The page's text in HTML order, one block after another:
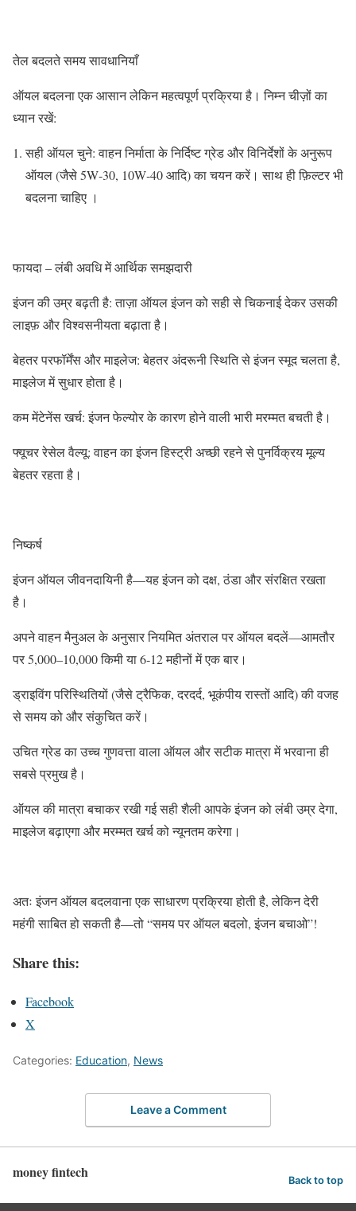
तेल बदलते समय सावधानियाँ
ऑयल बदलना एक आसान लेकिन महत्वपूर्ण प्रक्रिया है। निम्न चीज़ों का
ध्यान रखें:
सही ऑयल चुने: वाहन निर्माता के निर्दिष्ट ग्रेड और विनिर्देशों के अनुरूप
ऑयल (जैसे 5W‑30, 10W‑40 आदि) का चयन करें। साथ ही फ़िल्टर भी
बदलना चाहिए ।
फायदा – लंबी अवधि में आर्थिक समझदारी
इंजन की उम्र बढ़ती है: ताज़ा ऑयल इंजन को सही से चिकनाई देकर उसकी
लाइफ़ और विश्वसनीयता बढ़ाता है।
बेहतर परफॉर्मेंस और माइलेज: बेहतर अंदरूनी स्थिति से इंजन स्मूद चलता है,
माइलेज में सुधार होता है।
कम मेंटेनेंस खर्च: इंजन फेल्योर के कारण होने वाली भारी मरम्मत बचती है।
फ्यूचर रेसेल वैल्यू: वाहन का इंजन हिस्ट्री अच्छी रहने से पुनर्विक्रय मूल्य
बेहतर रहता है।
निष्कर्ष
इंजन ऑयल जीवनदायिनी है—यह इंजन को दक्ष, ठंडा और संरक्षित रखता
है।
अपने वाहन मैनुअल के अनुसार नियमित अंतराल पर ऑयल बदलें—आमतौर
पर 5,000–10,000 किमी या 6‑12 महीनों में एक बार।
ड्राइविंग परिस्थितियों (जैसे ट्रैफिक, दरदर्द, भूकंपीय रास्तों आदि) की वजह
से समय को और संकुचित करें।
उचित ग्रेड का उच्च गुणवत्ता वाला ऑयल और सटीक मात्रा में भरवाना ही
सबसे प्रमुख है।
ऑयल की मात्रा बचाकर रखी गई सही शैली आपके इंजन को लंबी उम्र देगा,
माइलेज बढ़ाएगा और मरम्मत खर्च को न्यूनतम करेगा।
अतः इंजन ऑयल बदलवाना एक साधारण प्रक्रिया होती है, लेकिन देरी
महंगी साबित हो सकती है—तो “समय पर ऑयल बदलो, इंजन बचाओ”!
Share this:
Facebook
X
Categories: Education, News
Leave a Comment
money fintech Back to top